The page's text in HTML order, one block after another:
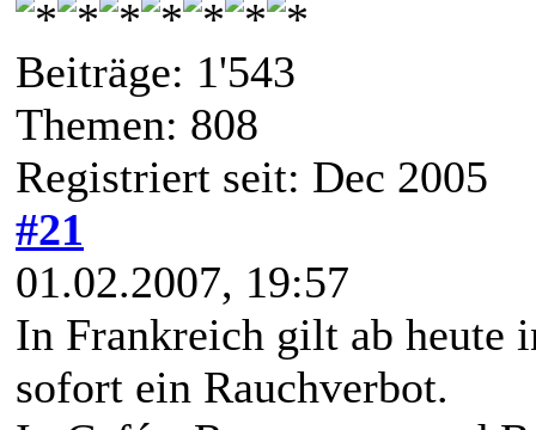
Beiträge: 1'543
Themen: 808
Registriert seit: Dec 2005
#21
01.02.2007, 19:57
In Frankreich gilt ab heute
sofort ein Rauchverbot.